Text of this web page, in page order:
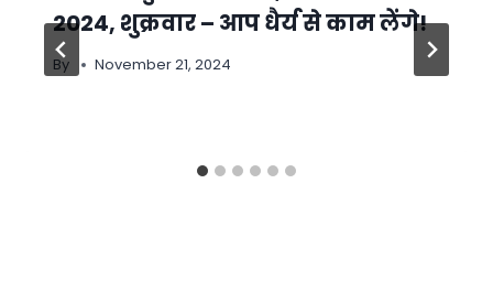
2024, शुक्रवार – आप धैर्य से काम लेंगे!
By November 21, 2024